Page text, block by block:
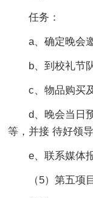
任务：
a、确定晚会邀
b、到校礼节队
c、物品购买及
d、晚会当日预
等，并接 待好领
e、联系媒体报
（5）第五项目